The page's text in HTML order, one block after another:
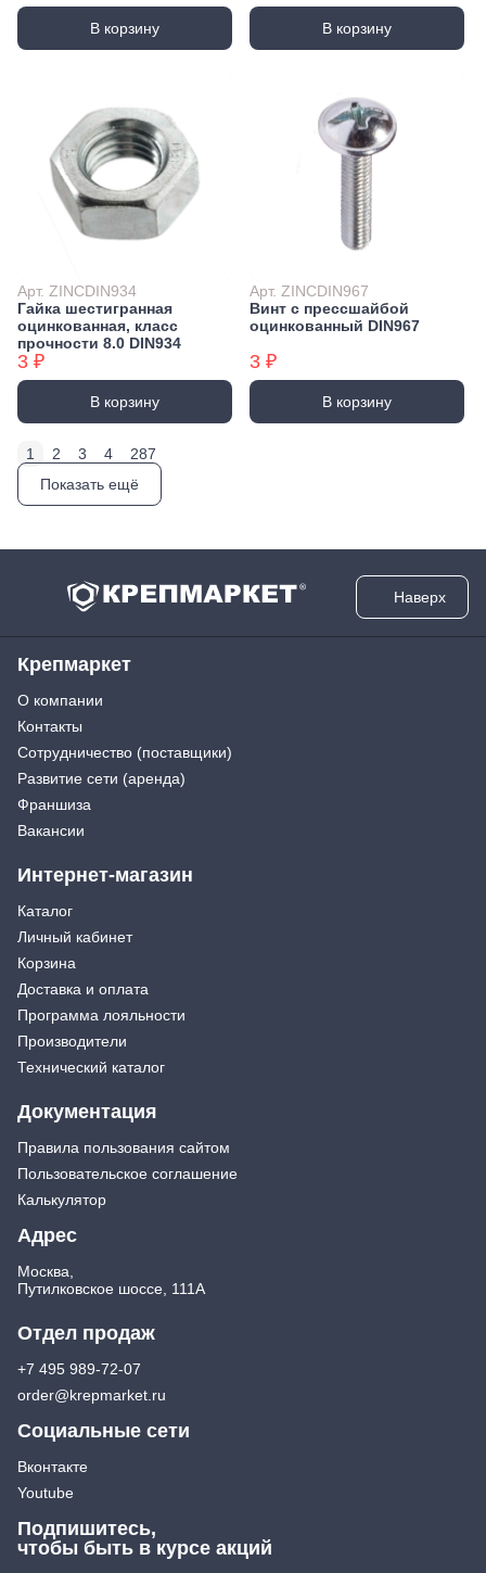
В корзину В корзину
Арт. ZINCDIN934
Гайка шестигранная
оцинкованная, класс
прочности 8.0 DIN934
3 ₽
В корзину
Арт. ZINCDIN967
Винт с прессшайбой
оцинкованный DIN967
3 ₽
В корзину
1 2 3 4
287
Показать ещё
Наверх
Крепмаркет
О компании
Контакты
Сотрудничество (поставщики)
Развитие сети (аренда)
Франшиза
Вакансии
Интернет-магазин
Каталог
Личный кабинет
Корзина
Доставка и оплата
Программа лояльности
Производители
Технический каталог
Документация
Правила пользования сайтом
Пользовательское соглашение
Калькулятор
Адрес
Москва,
Путилковское шоссе, 111А
Отдел продаж
+7 495 989-72-07
order@krepmarket.ru
Социальные сети
Вконтакте
Youtube
Подпишитесь,
чтобы быть в курсе акций